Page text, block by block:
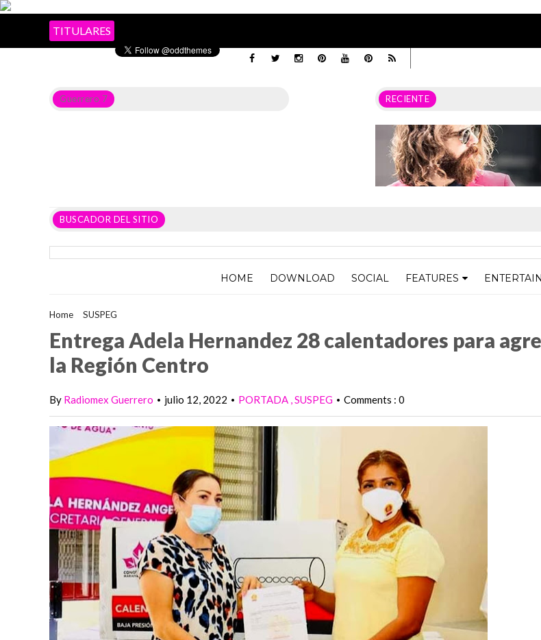
TITULARES
Guerrero 7 RECIENTE
BUSCADOR DEL SITIO
HOME DOWNLOAD SOCIAL FEATURES
Home SUSPEG
Entrega Adela Hernandez 28 calentadores para
la Región Centro
By Radiomex Guerrero • julio 12, 2022 • PORTADA SUSPEG • Comments : 0